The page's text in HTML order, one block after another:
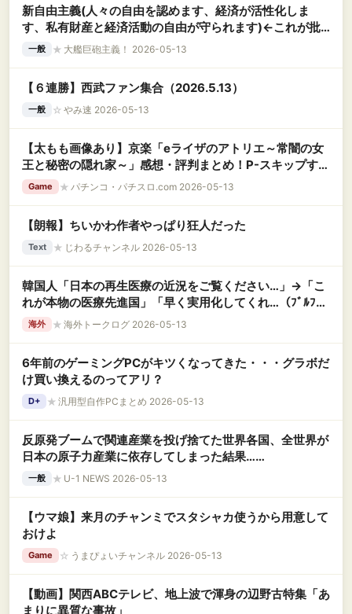
新自由主義(人々の自由を認めます、経済が活性化しま
す、私有財産と経済活動の自由が守られます)←これが批
判される理由
一般 ★ 大艦巨砲主義！ 2026-05-13
【６連勝】西武ファン集合（2026.5.13）
一般 ☆ やみ速 2026-05-13
【太もも画像あり】京楽「eライザのアトリエ～常闇の女
王と秘密の隠れ家～」感想・評判まとめ！P-スキップする
度に太ももと尻が見れる神台らしいｗｗｗ
Game ★ パチンコ・パチスロ.com 2026-05-13
【朗報】ちいかわ作者やっぱり狂人だった
Text ★ じわるチャンネル 2026-05-13
韓国人「日本の再生医療の近況をご覧ください…」→「こ
れが本物の医療先進国」「早く実用化してくれ…（ﾌﾞﾙﾌﾞ
ﾙ」＝韓国の反応
海外 ★ 海外トークログ 2026-05-13
6年前のゲーミングPCがキツくなってきた・・・グラボだ
け買い換えるのってアリ？
D+ ★ 汎用型自作PCまとめ 2026-05-13
反原発ブームで関連産業を投げ捨てた世界各国、全世界が
日本の原子力産業に依存してしまった結果……
一般 ★ U-1 NEWS 2026-05-13
【ウマ娘】来月のチャンミでスタシャカ使うから用意して
おけよ
Game ☆ うまぴょいチャンネル 2026-05-13
【動画】関西ABCテレビ、地上波で渾身の辺野古特集「あ
まりに異質な事故」